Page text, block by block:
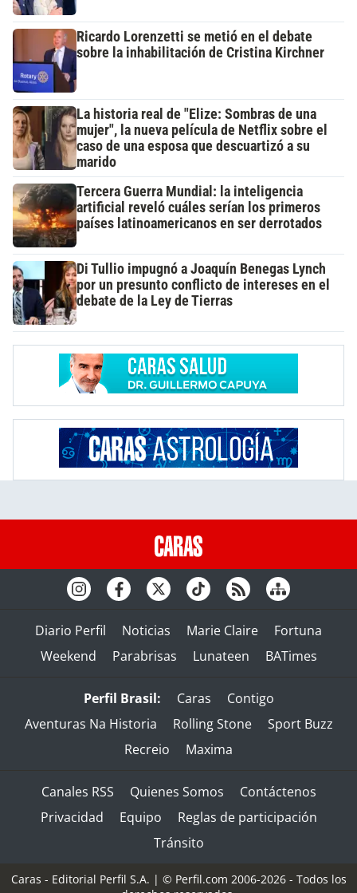
Ricardo Lorenzetti se metió en el debate
sobre la inhabilitación de Cristina Kirchner
La historia real de "Elize: Sombras de una
mujer", la nueva película de Netflix sobre el
caso de una esposa que descuartizó a su
marido
Tercera Guerra Mundial: la inteligencia
artificial reveló cuáles serían los primeros
países latinoamericanos en ser derrotados
Di Tullio impugnó a Joaquín Benegas Lynch
por un presunto conflicto de intereses en el
debate de la Ley de Tierras
Diario Perfil Noticias Marie Claire
Fortuna
Weekend
Parabrisas Lunateen BATimes
Perfil Brasil: Caras
Contigo
Aventuras Na Historia
Rolling Stone
Sport Buzz
Recreio
Maxima
Canales RSS Quienes Somos
Contáctenos
Privacidad
Equipo
Reglas de participación
Tránsito
Caras - Editorial Perfil S.A. | © Perfil.com 2006-2026 - Todos los